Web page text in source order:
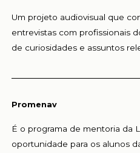
Um projeto audiovisual que
entrevistas com profissionais
de curiosidades e assuntos
Promenav
É o programa de mentoria da
oportunidade para os alunos